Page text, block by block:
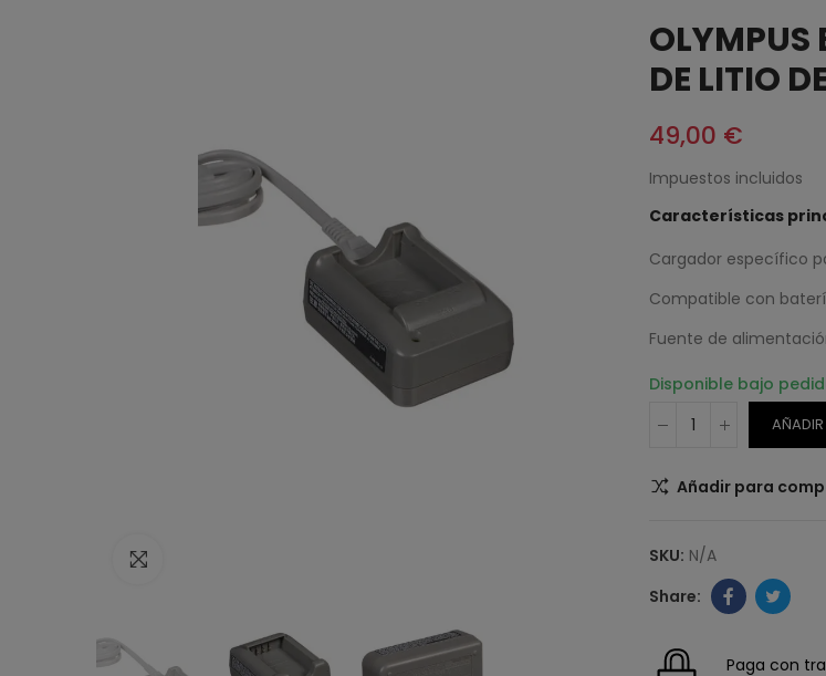
OLYMPUS
DE LITIO
49,00 €
Impuestos incluidos
Características
Cargador específico
Compatible con
Fuente de
Disponible bajo
Añadir para
SKU: N/A
Paga con